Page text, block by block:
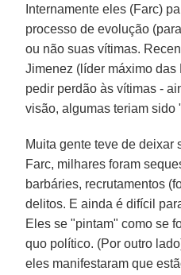
Internamente eles (Farc)
processo de evolução
ou não suas vítimas.
Jimenez (líder máximo
pedir perdão às vítimas -
visão, algumas teriam sido
Muita gente teve de deixar
Farc, milhares foram
barbáries, recrutamentos
delitos. E ainda é difícil
Eles se "pintam" como se
quo político. (Por outro
eles manifestaram que